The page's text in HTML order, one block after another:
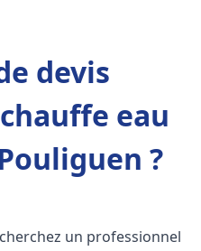
devis
eau
?
un professionnel